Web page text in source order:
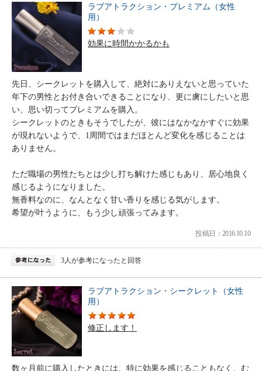
ラブアトラクション・プレミアム（女性
用）
効果に時間かかるかも
先日、シークレットを購入して、絶対にありえないと思っていた
年下の男性とお付き合いできることになり、更に虜にしたいと思
い、思い切ってプレミアムを購入。
シークレットのときもそうでしたが、彼にはなかなかすぐに効果
が現れないようで、1周間ではまだほとんど変化を感じることは
ありません。
ただ職場の男性たちとは少し打ち解けた感じもあり、居心地良く
感じるようになりました。
無香料なのに、なんとなく甘い香りを感じる気がします。
希望が叶うように、もう少し頑張ってみます。
投稿日：2016.10.10
3人が参考になったと回答
ラブアトラクション・シークレット（女性
用）
修正します！
数ヶ月前に購入したときには、特に効果を感じることもなく、む